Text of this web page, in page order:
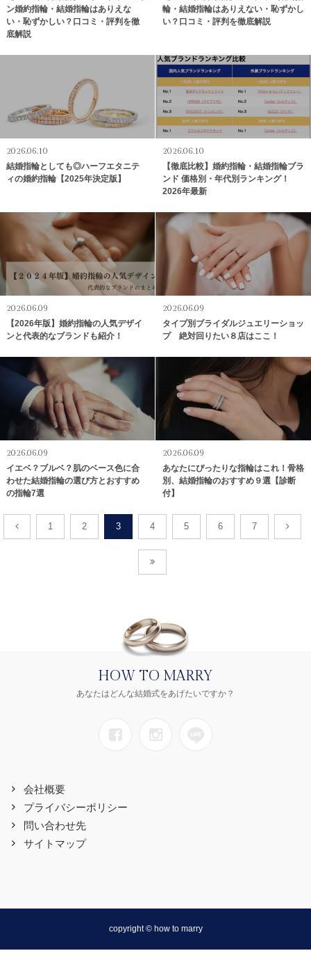
ン婚約指輪・結婚指輪はありえな
い・恥ずかしい？口コミ・評判を徹
底解説
輪・結婚指輪はありえない・恥ずかし
い？口コミ・評判を徹底解説
2026.06.10
結婚指輪としても◎ハーフエタニテ
ィの婚約指輪【2025年決定版】
2026.06.10
【徹底比較】婚約指輪・結婚指輪ブラ
ンド 価格別・年代別ランキング！
2026年最新
2026.06.09
【2026年版】婚約指輪の人気デザイ
ンと代表的なブランドも紹介！
2026.06.09
タイプ別ブライダルジュエリーショッ
プ 絶対回りたい８店はここ！
2026.06.09
イエベ？ブルベ？肌のベース色に合
わせた結婚指輪の選び方とおすすめ
の指輪7選
2026.06.09
あなたにぴったりな指輪はこれ！骨格
別、結婚指輪のおすすめ９選【診断
付】
1 2 3 4 5 6 7
HOW TO MARRY
あなたはどんな結婚式をあげたいですか？
会社概要
プライバシーポリシー
問い合わせ先
サイトマップ
copyright © how to marry